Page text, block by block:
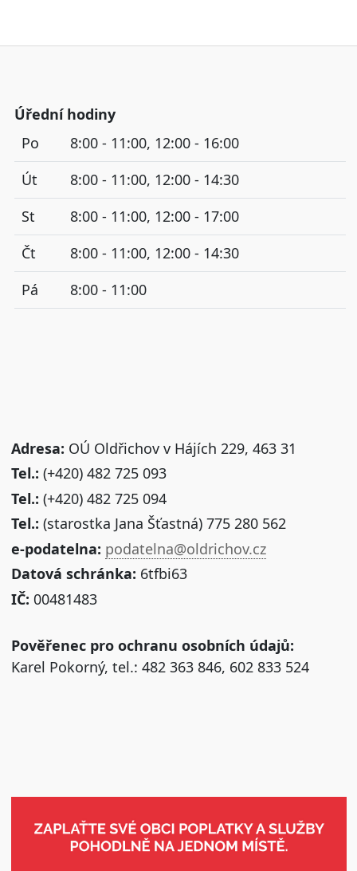
Úřední hodiny
Po
8:00 - 11:00, 12:00 - 16:00
Út
8:00 - 11:00, 12:00 - 14:30
St
8:00 - 11:00, 12:00 - 17:00
Čt
8:00 - 11:00, 12:00 - 14:30
Pá
8:00 - 11:00
Adresa: OÚ Oldřichov v Hájích 229, 463 31
Tel.: (+420) 482 725 093
Tel.: (+420) 482 725 094
Tel.: (starostka Jana Šťastná) 775 280 562
e-podatelna: podatelna@oldrichov.cz
Datová schránka: 6tfbi63
IČ: 00481483
Pověřenec pro ochranu osobních údajů:
Karel Pokorný, tel.: 482 363 846, 602 833 524